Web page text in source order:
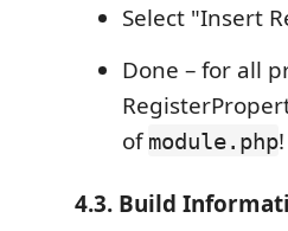
Select "Insert
Done – for all
ofmodule.php!
4.3. Build